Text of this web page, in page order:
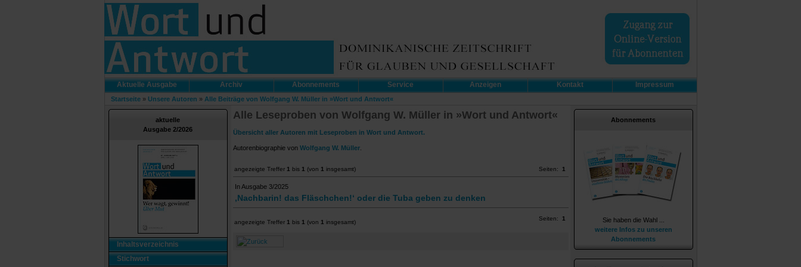
Aktuelle Ausgabe Archiv Abonnements Service Anzeigen Kontakt Impressum
Startseite» Unsere Autoren » Alle Beiträge von Wolfgang W. Müller in »Wort und Antwort«
aktuelle
Ausgabe 2/2026
Inhaltsverzeichnis
Stichwort
Alle Leseproben von Wolfgang W. Müller in »Wort und Antwort«
Übersicht aller Autoren mit Leseproben in Wort und Antwort.
Autorenbiographie von Wolfgang W. Müller.
angezeigte Treffer 1 bis 1 (von 1 insgesamt) Seiten: 1
In Ausgabe 3/2025
‚Nachbarin! das Fläschchen!‘ oder die Tuba geben zu denken
angezeigte Treffer 1 bis 1 (von 1 insgesamt)
Seiten: 1
Abonnements
Sie haben die Wahl ...
weitere Infos zu unseren
Abonnements